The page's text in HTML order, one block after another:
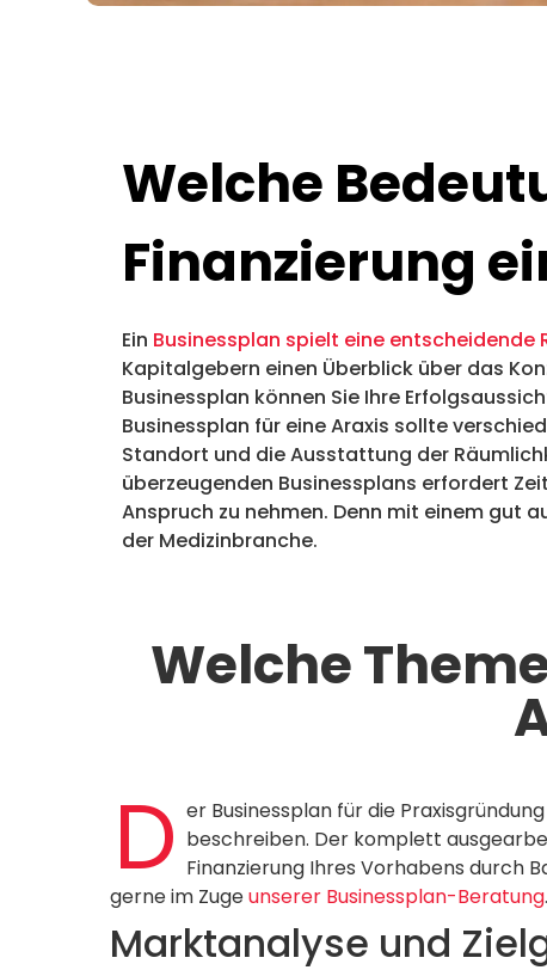
Welche
Finanzierung
Ein Businessplan spielt eine entscheidende
Kapitalgebern einen Überblick über das
Businessplan können Sie Ihre
Businessplan für eine Araxis sollte
Standort und die Ausstattung der
überzeugenden Businessplans erfordert
Anspruch zu nehmen. Denn mit einem gut
der Medizinbranche.
Welche
D er Businessplan für die
beschreiben. Der komplett
Finanzierung Ihres Vorhabens durch
gerne im Zugeunserer Businessplan-Beratung.
Marktanalyse und